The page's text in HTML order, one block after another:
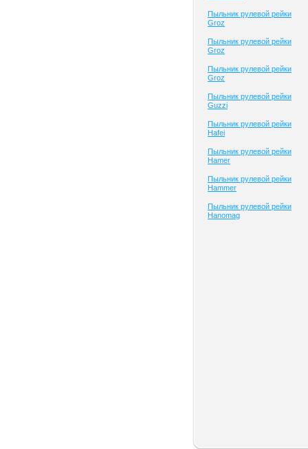
Пыльник рулевой рейки
Groz
Пыльник рулевой рейки
Groz
Пыльник рулевой рейки
Groz
Пыльник рулевой рейки
Guzzi
Пыльник рулевой рейки
Hafei
Пыльник рулевой рейки
Hamer
Пыльник рулевой рейки
Hammer
Пыльник рулевой рейки
Hanomag